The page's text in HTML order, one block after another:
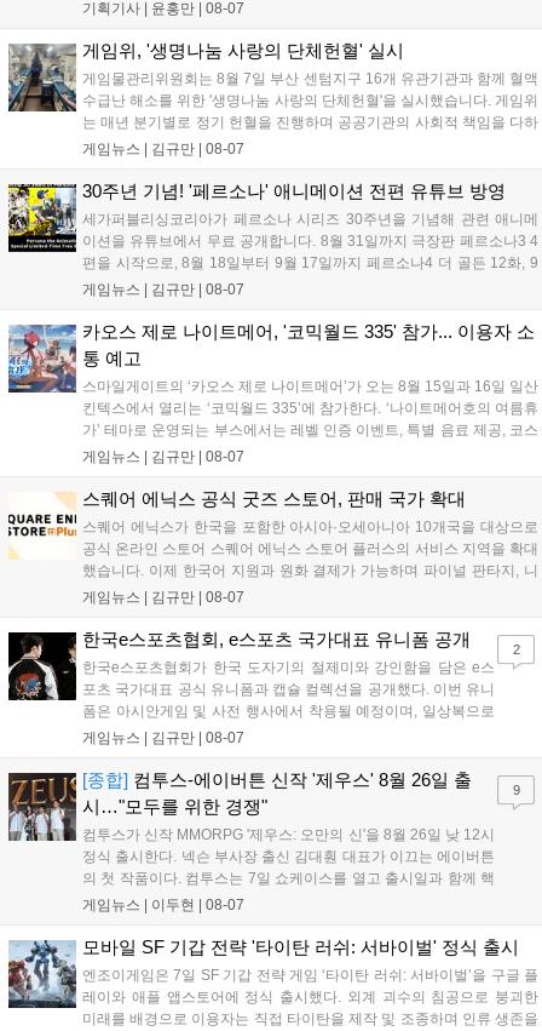
세어 코브'가 호평받고 있습니다. 한편, 7일 출시된 '마블 투혼'은
다. 유비소프트의 '고스트리콘: 와일드랜드'는 7년 만의 대규모 업
데이트 '라스트 라이츠'와 함께 95% 할인 중입니다....
기획기사 | 윤홍만 08-07
게임위, '생명나눔 사랑의 단체헌혈' 실시
게임물관리위원회는 8월 7일 부산 센텀지구 16개 유관기관과 함께 혈액
수급난 해소를 위한 '생명나눔 사랑의 단체헌혈'을 실시했습니다. 게임위
는 매년 분기별로 정기 헌혈을 진행하며 공공기관의 사회적 책임을 다하
고 있으며, 이번 행사에는 영화진흥위원회 등 14개 기관 임직원이 동참
따뜻한 실천에 참여한 모든 임직원에게 감사의 뜻을 전하며 헌혈 문화
확산에 앞장섰습니다....
게임뉴스 | 김규만 08-07
30주년 기념! '페르소나' 애니메이션 전편 유튜브 방영
세가퍼블리싱코리아가 페르소나 시리즈 30주년을 기념해 관련 애니메
이션을 유튜브에서 무료 공개합니다. 8월 31일까지 극장판 페르소나3 4
편을 시작으로, 8월 18일부터 9월 17일까지 페르소나4 더 골든 12화, 9
월 15일부터 10월 14일까지 페르소나5 시리즈가 순차 공개됩니다. 또한
영상 및 대형 전광판에 소개될 예정입니다....
게임뉴스 | 김규만 08-07
카오스 제로 나이트메어, '코믹월드 335' 참가... 이용자 소
통 예고
스마일게이트의 ‘카오스 제로 나이트메어’가 오는 8월 15일과 16일 일산
킨텍스에서 열리는 ‘코믹월드 335’에 참가한다. ‘나이트메어호의 여름휴
가’ 테마로 운영되는 부스에서는 레벨 인증 이벤트, 특별 음료 제공, 코스
프레 모델 포토존 등 다채로운 행사가 진행된다. 유명 코스어 7인이 캐릭
세한 정보는 공식 커뮤니티에서 확인 가능하다....
게임뉴스 | 김규만 08-07
스퀘어 에닉스 공식 굿즈 스토어, 판매 국가 확대
스퀘어 에닉스가 한국을 포함한 아시아·오세아니아 10개국을 대상으로
공식 온라인 스토어 스퀘어 에닉스 스토어 플러스의 서비스 지역을 확대
했습니다. 이제 한국어 지원과 원화 결제가 가능하며 파이널 판타지, 니
어 등 주요 게임의 피규어, 굿즈를 구매할 수 있습니다. 신상품이 순차적
용 가능합니다....
게임뉴스 | 김규만 08-07
한국e스포츠협회, e스포츠 국가대표 유니폼 공개
한국e스포츠협회가 한국 도자기의 절제미와 강인함을 담은 e스
포츠 국가대표 공식 유니폼과 캡슐 컬렉션을 공개했다. 이번 유니
폼은 아시안게임 및 사전 행사에서 착용될 예정이며, 일상복으로
구성된 컬렉션은 오는 8월 28일부터 골스튜디오 공식 홈페이지
서는 대회 규정에 따라 별도의 유니폼을 착용할 계획이다....
게임뉴스 | 김규만 08-07
2
[종합] 컴투스-에이버튼 신작 '제우스' 8월 26일 출
시…"모두를 위한 경쟁"
컴투스가 신작 MMORPG '제우스: 오만의 신'을 8월 26일 낮 12시
정식 출시한다. 넥슨 부사장 출신 김대훤 대표가 이끄는 에이버튼
의 첫 작품이다. 컴투스는 7일 쇼케이스를 열고 출시일과 함께 핵
심 콘텐츠, 유료화 정책, 운영 방향을 공개했다. 캐릭터명 선점은
의 오만으로 균열이...
게임뉴스 | 이두현 08-07
9
모바일 SF 기갑 전략 '타이탄 러쉬: 서바이벌' 정식 출시
엔조이게임은 7일 SF 기갑 전략 게임 ‘타이탄 러쉬: 서바이벌’을 구글 플
레이와 애플 앱스토어에 정식 출시했다. 외계 괴수의 침공으로 붕괴한
미래를 배경으로 이용자는 직접 타이탄을 제작 및 조종하며 인류 생존을